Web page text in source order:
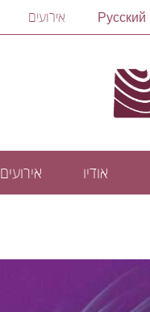
Русский אירועים
אודיו אירועים